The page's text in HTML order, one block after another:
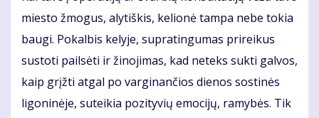
miesto žmogus, alytiškis, kelionė tampa nebe tokia
baugi. Pokalbis kelyje, supratingumas prireikus
sustoti pailsėti ir žinojimas, kad neteks sukti galvos,
kaip grįžti atgal po varginančios dienos sostinės
ligoninėje, suteikia pozityvių emocijų, ramybės. Tik